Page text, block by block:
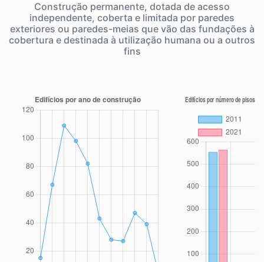
Construção permanente, dotada de acesso
independente, coberta e limitada por paredes
exteriores ou paredes-meias que vão das fundações à
cobertura e destinada à utilização humana ou a outros
fins